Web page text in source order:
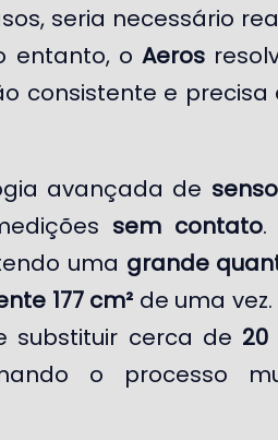
seria necessário
entanto, o Aeros
consistente e precisa
avançada de
sem contato.
uma grande
177 cm² de uma
substituir cerca de 20
o processo